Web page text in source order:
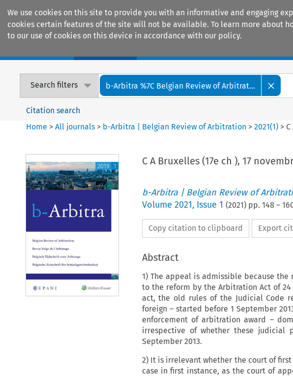
We use cookies on this site to provide you with an informative and engaging
cookies certain features of the site will not be available. To learn more about
to our use of cookies on this device in accordance with our policy.
Search filters b-Arbitra %7C Belgian Review of Arbitrat...
Citation search
Home >All journals > b-Arbitra | Belgian Review of Arbitration >2021(1) >
C A Bruxelles (17e ch ), 17
b-Arbitra | Belgian Review of
Volume 2021, Issue 1 (2021) pp. 148 –
Copy citation to clipboard Export
Abstract
1) The appeal is admissible because
to the reform by the Arbitration Act of
act, the old rules of the Judicial Code
foreign – started before 1 September
enforcement of arbitration award –
irrespective of whether these
September 2013.
2) It is irrelevant whether the court of
case in first instance, as the court of